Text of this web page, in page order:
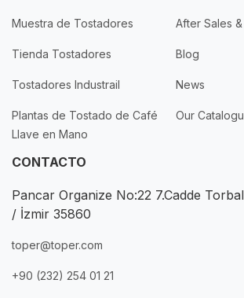
Muestra de Tostadores
Tienda Tostadores
Tostadores Industrail
Plantas de Tostado de Café
Llave en Mano
After Sales
Blog
News
Our
CONTACTO
Pancar Organize No:22 7.Cadde
/ İzmir 35860
toper@toper.com
+90 (232) 254 01 21